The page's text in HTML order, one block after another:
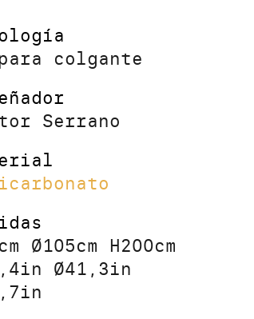
colgante
Serrano
Ø105cm H200cm
Ø41,3in